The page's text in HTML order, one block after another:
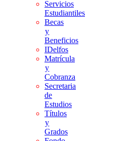
Servicios
Estudiantiles
Becas
y
Beneficios
IDelfos
Matrícula
y
Cobranza
Secretaria
de
Estudios
Títulos
y
Grados